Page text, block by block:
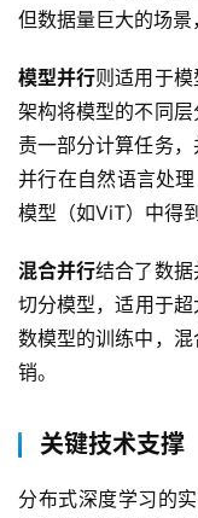
但数据量巨大的场
模型并行则适用于
架构将模型的不同
责一部分计算任务
并行在自然语言处
模型（如ViT）中得
混合并行结合了数
切分模型，适用于
数模型的训练中，
销。
关键技术支撑
分布式深度学习的